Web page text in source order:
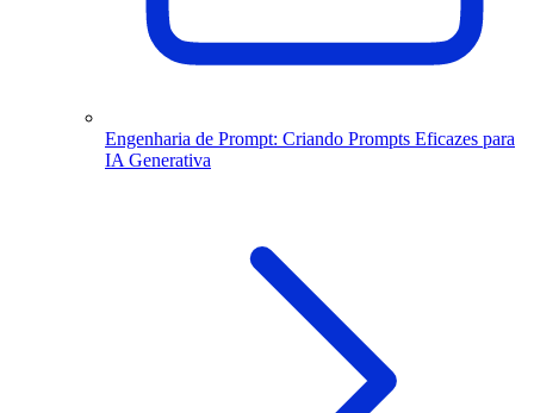
Engenharia de Prompt: Criando Prompts Eficazes para
IA Generativa